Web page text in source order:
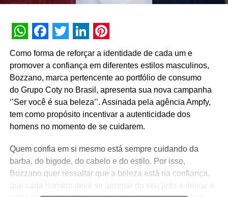
WhatsApp
Facebook
Twitter
LinkedIn
Pinterest
Como forma de reforçar a identidade de cada um e
promover a confiança em diferentes estilos masculinos,
Bozzano, marca pertencente ao portfólio de consumo
do Grupo Coty no Brasil, apresenta sua nova campanha
‘’Ser você é sua beleza’’. Assinada pela agência Ampfy,
tem como propósito incentivar a autenticidade dos
homens no momento de se cuidarem.
Quem confia em si mesmo está sempre cuidando da
barba, do bigode, do cabelo e do estilo. Por isso,
Bozzano quer ressaltar que a beleza está na confiança,